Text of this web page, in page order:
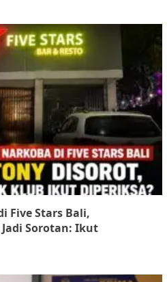
Five Stars Bali,
Jadi Sorotan: Ikut